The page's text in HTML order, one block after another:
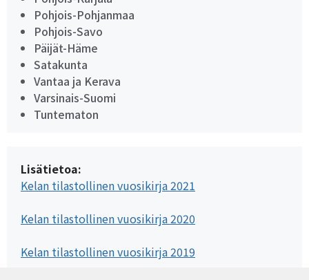
Pohjois-Pohjanmaa
Pohjois-Savo
Päijät-Häme
Satakunta
Vantaa ja Kerava
Varsinais-Suomi
Tuntematon
Lisätietoa:
Kelan tilastollinen vuosikirja 2021
Kelan tilastollinen vuosikirja 2020
Kelan tilastollinen vuosikirja 2019